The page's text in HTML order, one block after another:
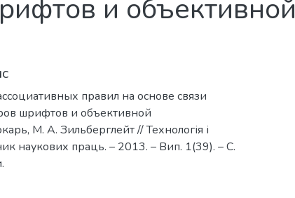
и объективной
правил на основе связи
шрифтов и объективной
М. А. Зильберглейт // Технологія і
наукових праць. – 2013. – Вип. 1(39). – С.